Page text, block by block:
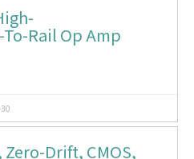
Rail Op Amp
Zero-Drift, CMOS,